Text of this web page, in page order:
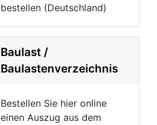
bestellen (Deutschland)
Baulast /
Baulastenverzeichnis
Bestellen Sie hier online
einen Auszug aus dem